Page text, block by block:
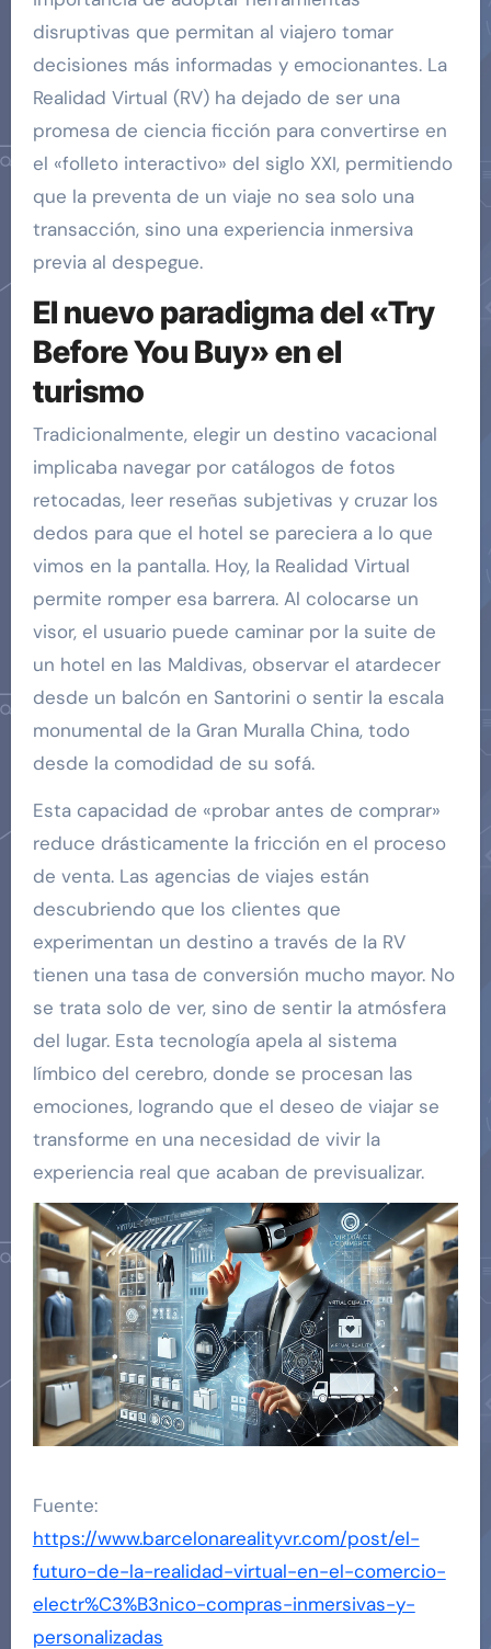
disruptivas que permitan al viajero tomar
decisiones más informadas y emocionantes. La
Realidad Virtual (RV) ha dejado de ser una
promesa de ciencia ficción para convertirse en
el «folleto interactivo» del siglo XXI, permitiendo
que la preventa de un viaje no sea solo una
transacción, sino una experiencia inmersiva
previa al despegue.
El nuevo paradigma del «Try
Before You Buy» en el
turismo
Tradicionalmente, elegir un destino vacacional
implicaba navegar por catálogos de fotos
retocadas, leer reseñas subjetivas y cruzar los
dedos para que el hotel se pareciera a lo que
vimos en la pantalla. Hoy, la Realidad Virtual
permite romper esa barrera. Al colocarse un
visor, el usuario puede caminar por la suite de
un hotel en las Maldivas, observar el atardecer
desde un balcón en Santorini o sentir la escala
monumental de la Gran Muralla China, todo
desde la comodidad de su sofá.
Esta capacidad de «probar antes de comprar»
reduce drásticamente la fricción en el proceso
de venta. Las agencias de viajes están
descubriendo que los clientes que
experimentan un destino a través de la RV
tienen una tasa de conversión mucho mayor. No
se trata solo de ver, sino de sentir la atmósfera
del lugar. Esta tecnología apela al sistema
límbico del cerebro, donde se procesan las
emociones, logrando que el deseo de viajar se
transforme en una necesidad de vivir la
experiencia real que acaban de previsualizar.
Fuente:
https://www.barcelonarealityvr.com/post/el-
futuro-de-la-realidad-virtual-en-el-comercio-
electr%C3%B3nico-compras-inmersivas-y-
personalizadas